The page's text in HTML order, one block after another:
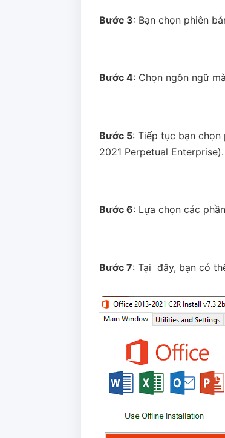
Bước 3: Bạn chọn phiên
Bước 4: Chọn ngôn ngữ
Bước 5: Tiếp tục bạn
2021 Perpetual Enterprise).
Bước 6: Lựa chọn các
Bước 7: Tại đây, bạn có